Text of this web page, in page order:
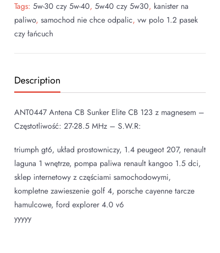
Tags: 5w-30 czy 5w-40, 5w40 czy 5w30, kanister na
paliwo, samochod nie chce odpalic, vw polo 1.2 pasek
czy łańcuch
Description
ANT0447 Antena CB Sunker Elite CB 123 z magnesem –
Częstotliwość: 27-28.5 MHz – S.W.R:
triumph gt6, układ prostowniczy, 1.4 peugeot 207, renault
laguna 1 wnętrze, pompa paliwa renault kangoo 1.5 dci,
sklep internetowy z częściami samochodowymi,
kompletne zawieszenie golf 4, porsche cayenne tarcze
hamulcowe, ford explorer 4.0 v6
yyyyy